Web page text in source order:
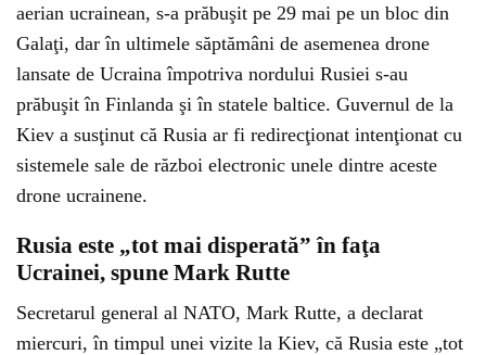
aerian ucrainean, s-a prăbuşit pe 29 mai pe un bloc din
Galaţi, dar în ultimele săptămâni de asemenea drone
lansate de Ucraina împotriva nordului Rusiei s-au
prăbuşit în Finlanda şi în statele baltice. Guvernul de la
Kiev a susţinut că Rusia ar fi redirecţionat intenţionat cu
sistemele sale de război electronic unele dintre aceste
drone ucrainene.
Rusia este „tot mai disperată” în faţa
Ucrainei, spune Mark Rutte
Secretarul general al NATO, Mark Rutte, a declarat
miercuri, în timpul unei vizite la Kiev, că Rusia este „tot